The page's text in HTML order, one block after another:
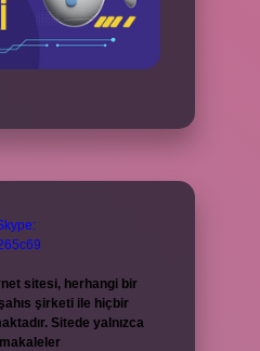
sitesi, herhangi bir
şirketi ile hiçbir
Sitede yalnızca
makaleler